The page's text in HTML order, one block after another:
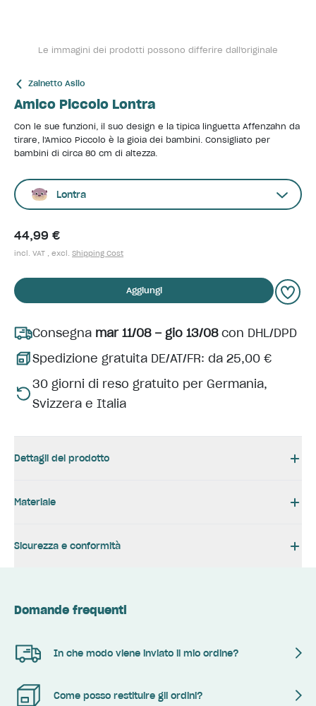
Le immagini dei prodotti possono differire dall'originale
Zainetto Asilo
Amico Piccolo Lontra
Con le sue funzioni, il suo design e la tipica linguetta Affenzahn da
tirare, l'Amico Piccolo è la gioia dei bambini. Consigliato per
bambini di circa 80 cm di altezza.
Lontra
44,99 €
incl. VAT , excl. Shipping Cost
Aggiungi
Consegna mar 11/08 – gio 13/08con DHL/DPD
Spedizione gratuita DE/AT/FR: da 25,00 €
30 giorni di reso gratuito per Germania,
Svizzera e Italia
Dettagli del prodotto
Materiale
Sicurezza e conformità
Domande frequenti
In che modo viene inviato il mio ordine?
Come posso restituire gli ordini?